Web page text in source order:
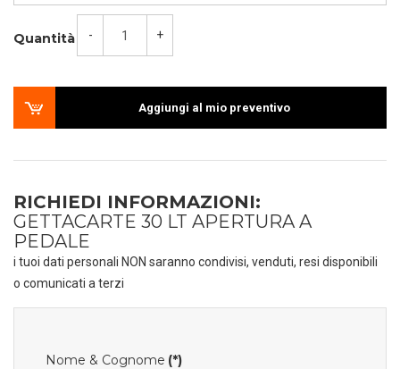
Quantità - +
Aggiungi al mio preventivo
RICHIEDI INFORMAZIONI:
GETTACARTE 30 LT APERTURA A
PEDALE
i tuoi dati personali NON saranno condivisi, venduti, resi disponibili
o comunicati a terzi
Nome & Cognome (*)